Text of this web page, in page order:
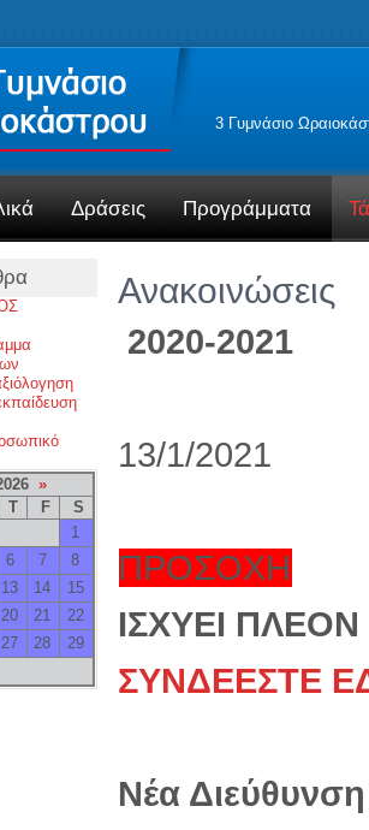
3 Γυμνάσιο
Δράσεις Προγράμματα
»
T F
S
1
6 7
8
13 14
15
20 21
22
27 28
29
Ανακοινώσεις
2020-2021
13/1/2021
ΠΡΟΣΟΧΗ
ΙΣΧΥΕΙ
ΣΥΝΔΕΕΣΤΕ
Νέα Διεύθυνση